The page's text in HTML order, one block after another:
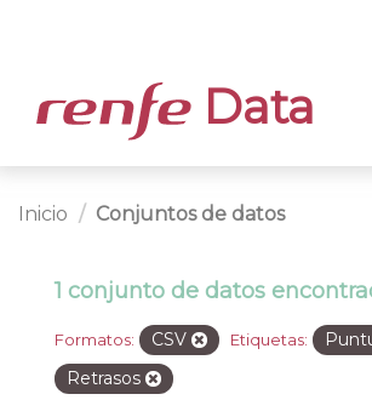
Data
Inicio Conjuntos de datos
1 conjunto de datos
Formatos: CSV Etiquetas:
Retrasos